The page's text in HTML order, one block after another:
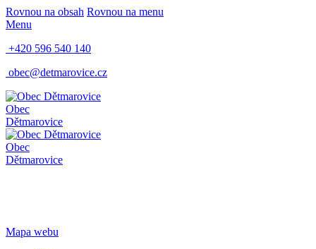
Rovnou na obsah Rovnou na menu
Menu
+420 596 540 140
obec@detmarovice.cz
Obec
Dětmarovice
Obec
Dětmarovice
Mapa webu